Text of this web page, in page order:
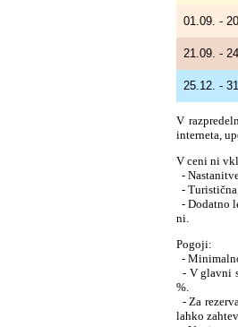
01.09. -
21.09. -
25.12. -
V
interneta,
V ceni ni
-
-
- Dodatno
ni.
Pogoji:
-
- V glavni
%.
- Za
lahko